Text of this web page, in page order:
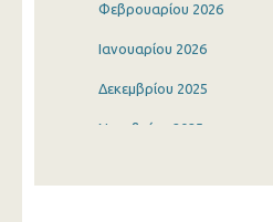
Φεβρουαρίου 2026
Ιανουαρίου 2026
Δεκεμβρίου 2025
Νοεμβρίου 2025